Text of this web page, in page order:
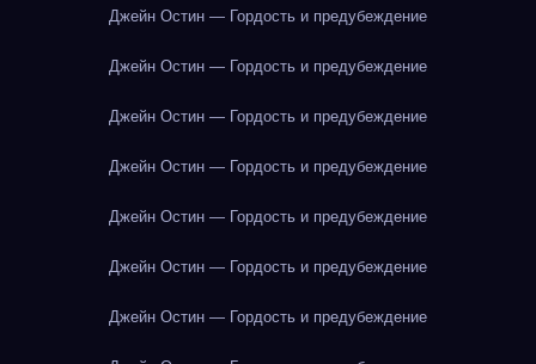
Джейн Остин — Гордость и предубеждение
Джейн Остин — Гордость и предубеждение
Джейн Остин — Гордость и предубеждение
Джейн Остин — Гордость и предубеждение
Джейн Остин — Гордость и предубеждение
Джейн Остин — Гордость и предубеждение
Джейн Остин — Гордость и предубеждение